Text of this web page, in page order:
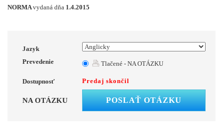
NORMAvydaná dňa 1.4.2015
Jazyk
Prevedenie
Tlačené - NA OTÁZKU
Dostupnosť Predaj skončil
NA OTÁZKU POSLAŤ OTÁZKU